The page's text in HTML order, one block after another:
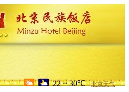
22 ~ 30℃ 北京天气